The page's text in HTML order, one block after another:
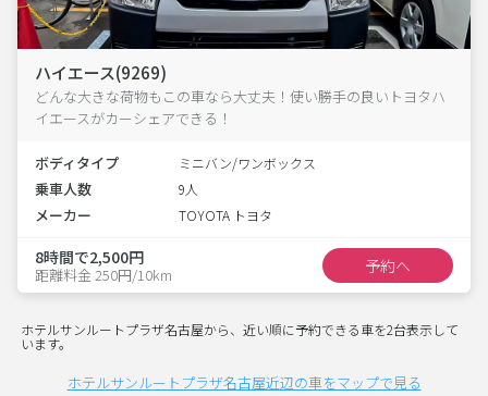
ハイエース(9269)
どんな大きな荷物もこの車なら大丈夫！使い勝手の良いトヨタハ
イエースがカーシェアできる！
ボディタイプ ミニバン/ワンボックス
乗車人数 9人
メーカー TOYOTA トヨタ
8時間で2,500円
距離料金 250円/10km 予約へ
ホテルサンルートプラザ名古屋から、近い順に予約できる車を2台表示して
います。
ホテルサンルートプラザ名古屋近辺の車をマップで見る